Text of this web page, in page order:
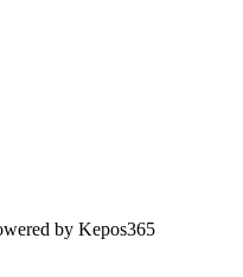
by Kepos365